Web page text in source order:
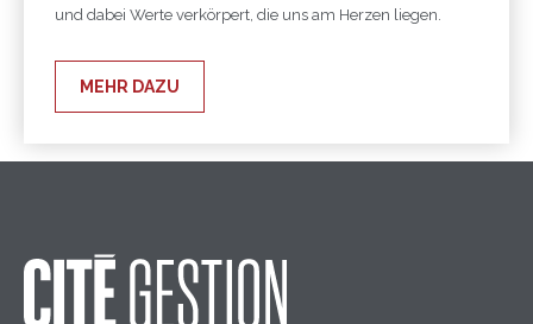
und dabei Werte verkörpert, die uns am Herzen liegen.
MEHR DAZU